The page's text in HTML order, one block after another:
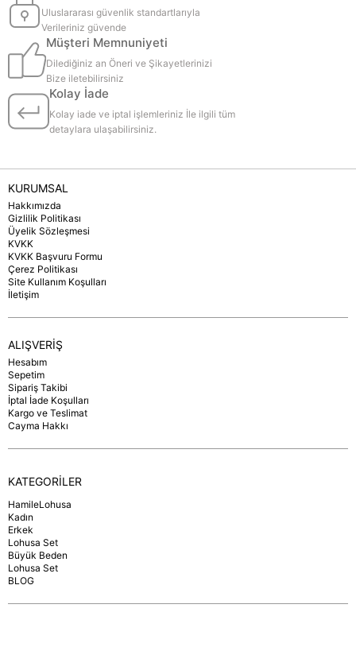
Uluslararası güvenlik standartlarıyla
Verileriniz güvende
Müşteri Memnuniyeti
Dilediğiniz an Öneri ve Şikayetlerinizi
Bize iletebilirsiniz
Kolay İade
Kolay iade ve iptal işlemleriniz İle ilgili tüm
detaylara ulaşabilirsiniz.
KURUMSAL
Hakkımızda
Gizlilik Politikası
Üyelik Sözleşmesi
KVKK
KVKK Başvuru Formu
Çerez Politikası
Site Kullanım Koşulları
İletişim
ALIŞVERİŞ
Hesabım
Sepetim
Sipariş Takibi
İptal İade Koşulları
Kargo ve Teslimat
Cayma Hakkı
KATEGORİLER
HamileLohusa
Kadın
Erkek
Lohusa Set
Büyük Beden
Lohusa Set
BLOG